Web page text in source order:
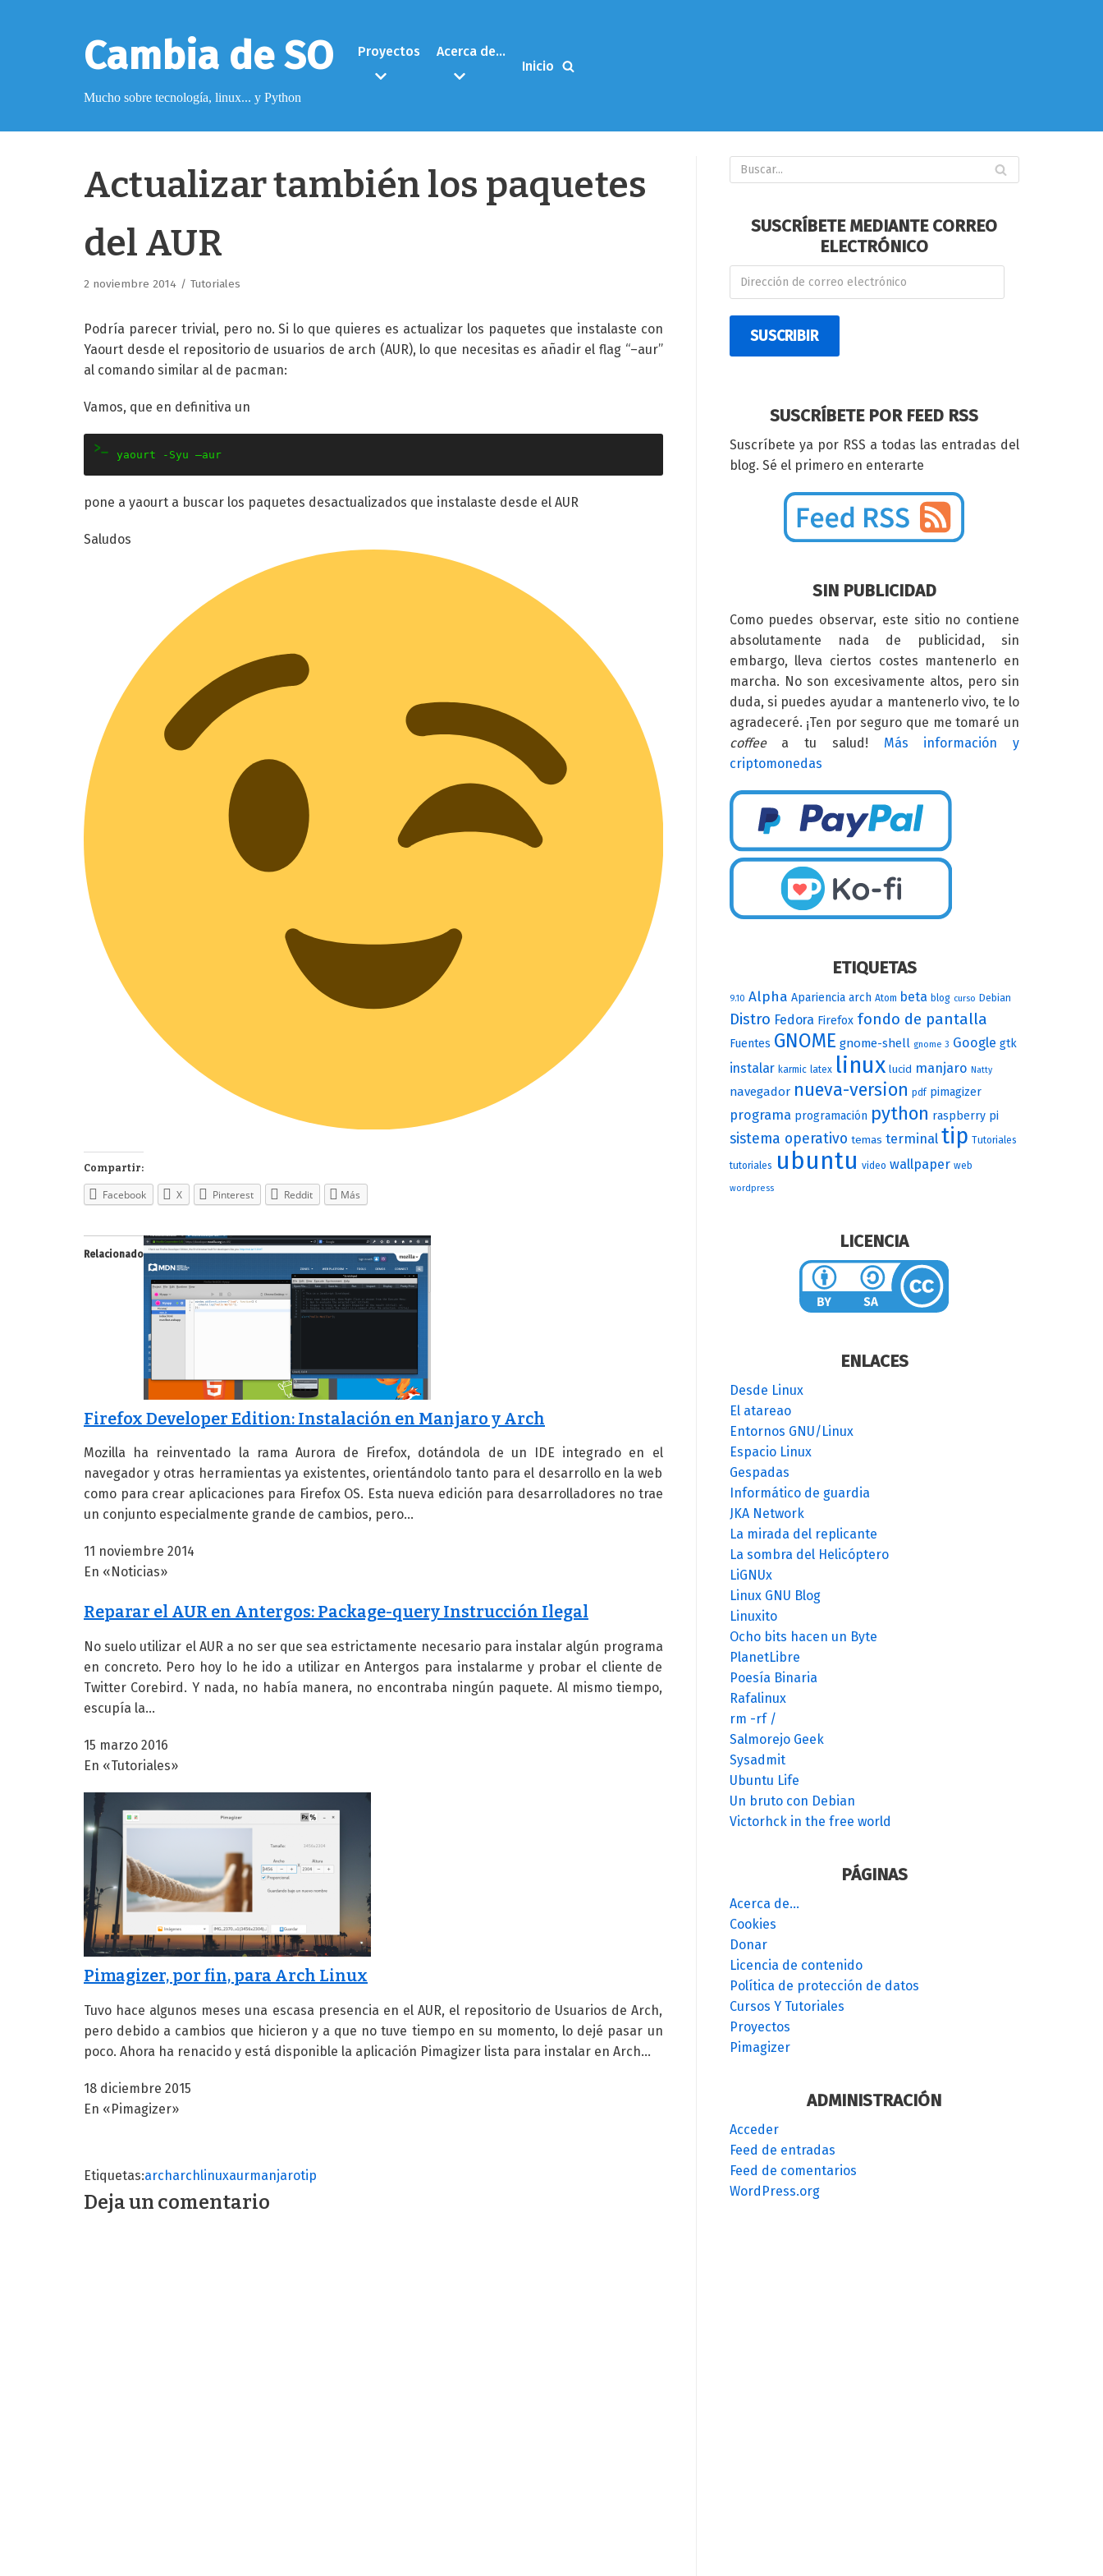
Cambia de SO
Mucho sobre tecnología, linux... y Python
Proyectos
Acerca de…
Inicio
Licencia de contenido
Actualizar también los paquetes
del AUR
2 noviembre 2014 Tutoriales
Podría parecer trivial, pero no. Si lo que quieres es actualizar los paquetes que instalaste con
Yaourt desde el repositorio de usuarios de arch (AUR), lo que necesitas es añadir el flag “–aur”
al comando similar al de pacman:
Vamos, que en definitiva un
yaourt -Syu –aur
pone a yaourt a buscar los paquetes desactualizados que instalaste desde el AUR
Saludos
Compartir:
Facebook X Pinterest Reddit Más
Relacionado
Firefox Developer Edition: Instalación en Manjaro y Arch
Mozilla ha reinventado la rama Aurora de Firefox, dotándola de un IDE integrado en el
navegador y otras herramientas ya existentes, orientándolo tanto para el desarrollo en la web
como para crear aplicaciones para Firefox OS. Esta nueva edición para desarrolladores no trae
un conjunto especialmente grande de cambios, pero…
11 noviembre 2014
En «Noticias»
Reparar el AUR en Antergos: Package-query Instrucción Ilegal
No suelo utilizar el AUR a no ser que sea estrictamente necesario para instalar algún programa
en concreto. Pero hoy lo he ido a utilizar en Antergos para instalarme y probar el cliente de
Twitter Corebird. Y nada, no había manera, no encontraba ningún paquete. Al mismo tiempo,
escupía la…
15 marzo 2016
En «Tutoriales»
Pimagizer, por fin, para Arch Linux
Tuvo hace algunos meses una escasa presencia en el AUR, el repositorio de Usuarios de Arch,
pero debido a cambios que hicieron y a que no tuve tiempo en su momento, lo dejé pasar un
poco. Ahora ha renacido y está disponible la aplicación Pimagizer lista para instalar en Arch…
18 diciembre 2015
En «Pimagizer»
Etiquetas:archarchlinuxaurmanjarotip
Deja un comentario
SUSCRÍBETE MEDIANTE CORREO
ELECTRÓNICO
SUSCRIBIR
SUSCRÍBETE POR FEED RSS
Suscríbete ya por RSS a todas las entradas del
blog. Sé el primero en enterarte
SIN PUBLICIDAD
Como puedes observar, este sitio no contiene
absolutamente nada de publicidad, sin
embargo, lleva ciertos costes mantenerlo en
marcha. No son excesivamente altos, pero sin
duda, si puedes ayudar a mantenerlo vivo, te lo
agradeceré. ¡Ten por seguro que me tomaré un
coffeea tu salud! Más información y
criptomonedas
ETIQUETAS
9.10 Alpha Apariencia arch Atom beta blog curso Debian
Distro Fedora Firefox fondo de pantalla
Fuentes GNOME gnome-shell gnome 3 Google gtk
instalar karmic latex linux lucid manjaro Natty
navegador nueva-version pdf pimagizer
programa programación python raspberry pi
sistema operativo temas terminal tip Tutoriales
tutoriales ubuntu video wallpaper web
wordpress
LICENCIA
ENLACES
Desde Linux
El atareao
Entornos GNU/Linux
Espacio Linux
Gespadas
Informático de guardia
JKA Network
La mirada del replicante
La sombra del Helicóptero
LiGNUx
Linux GNU Blog
Linuxito
Ocho bits hacen un Byte
PlanetLibre
Poesía Binaria
Rafalinux
rm -rf /
Salmorejo Geek
Sysadmit
Ubuntu Life
Un bruto con Debian
Victorhck in the free world
PÁGINAS
Acerca de…
Cookies
Donar
Licencia de contenido
Política de protección de datos
Cursos Y Tutoriales
Proyectos
Pimagizer
ADMINISTRACIÓN
Acceder
Feed de entradas
Feed de comentarios
WordPress.org